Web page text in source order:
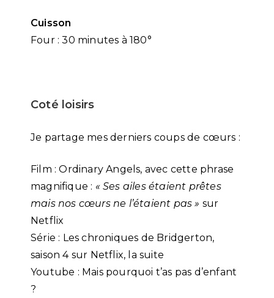
Cuisson
Four : 30 minutes à 180°
Coté loisirs
Je partage mes derniers coups de cœurs :
Film : Ordinary Angels, avec cette phrase
magnifique : « Ses ailes étaient prêtes
mais nos cœurs ne l’étaient pas » sur
Netflix
Série : Les chroniques de Bridgerton,
saison 4 sur Netflix, la suite
Youtube : Mais pourquoi t’as pas d’enfant
?